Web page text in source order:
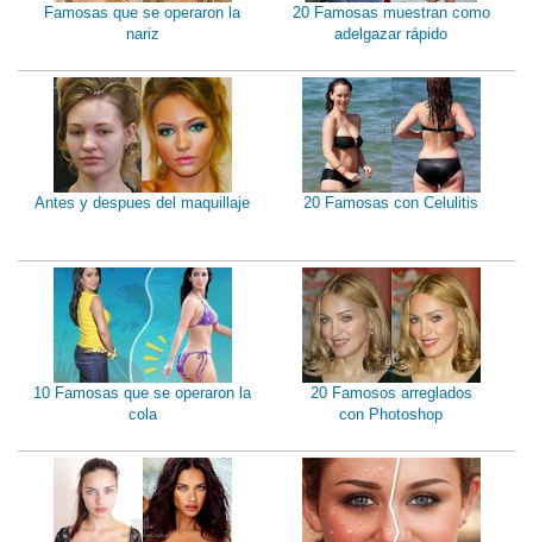
Famosas que se operaron la
nariz
20 Famosas muestran como
adelgazar rápido
Antes y despues del maquillaje 20 Famosas con Celulitis
10 Famosas que se operaron la
cola
20 Famosos arreglados
con Photoshop